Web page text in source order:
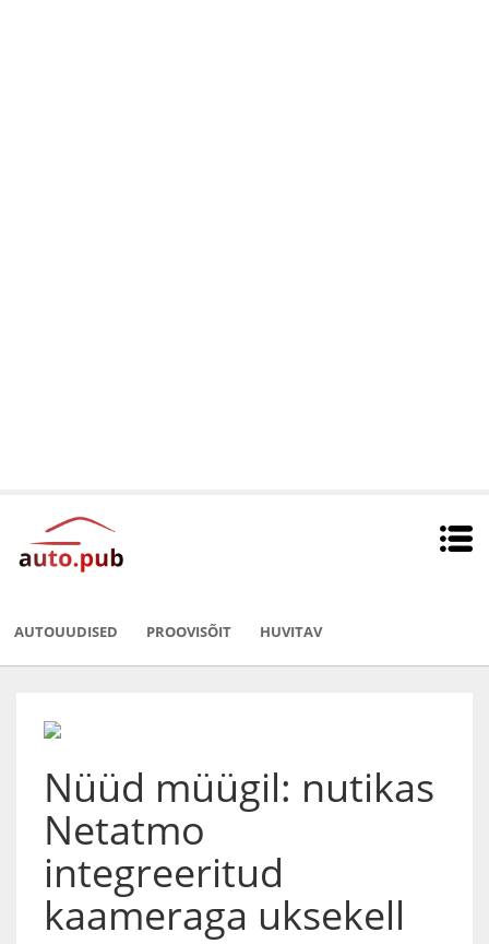
AUTOUUDISED PROOVISÕIT HUVITAV
Nüüd müügil: nutikas
Netatmo
integreeritud
kaameraga uksekell